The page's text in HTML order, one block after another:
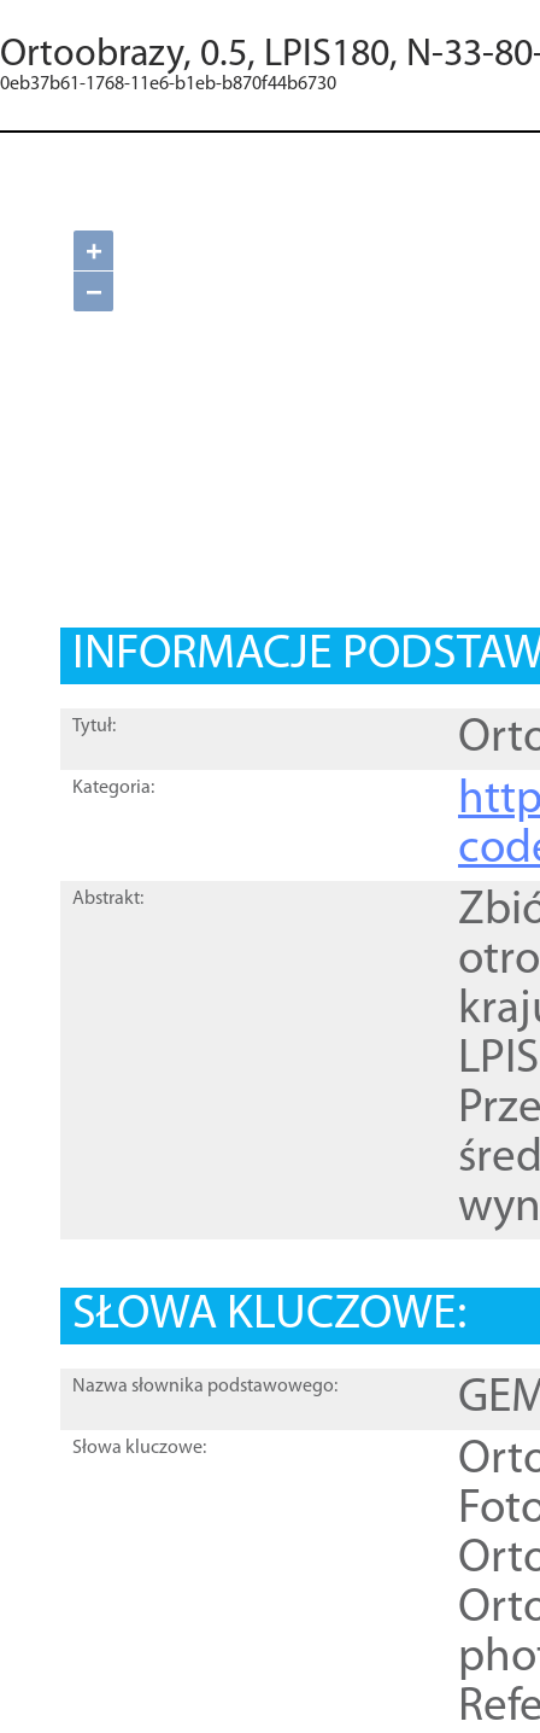
Ortoobrazy, 0.5, LPIS180, N-33-
0eb37b61-1768-11e6-b1eb-b870f44b6730
+
−
INFORMACJE
Tytuł:
Kategoria:
Abstrakt:
SŁOWA KLUCZOWE:
Nazwa słownika podstawowego:
Słowa kluczowe: